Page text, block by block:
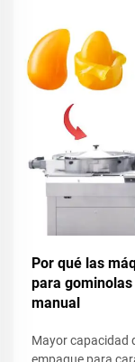
Por qué las
para
manual
Mayor capacidad